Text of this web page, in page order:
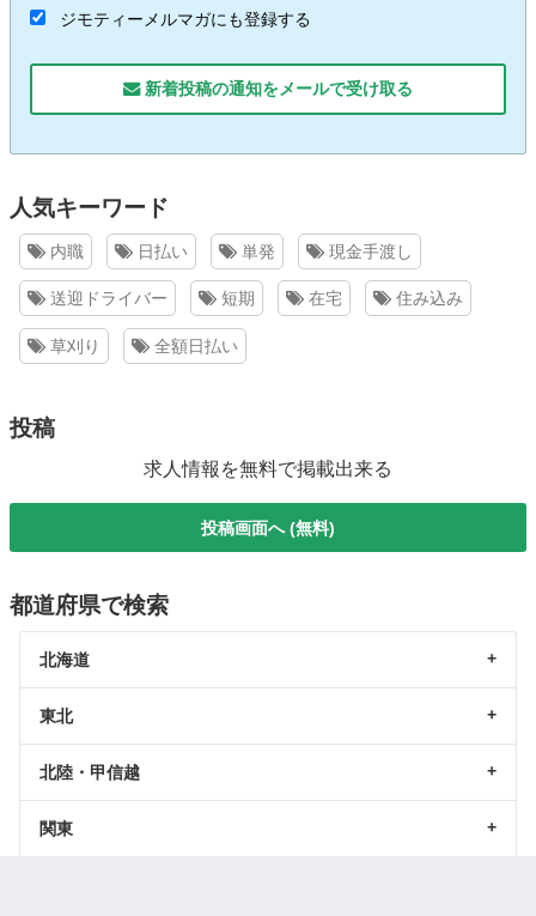
ジモティーメルマガにも登録する
新着投稿の通知をメールで受け取る
人気キーワード
内職 日払い 単発 現金手渡し
送迎ドライバー 短期 在宅 住み込み
草刈り 全額日払い
投稿
求人情報を無料で掲載出来る
投稿画面へ (無料)
都道府県で検索
北海道
東北
北陸・甲信越
関東